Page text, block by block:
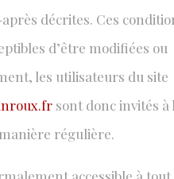
décrites. Ces
d’être modifiées ou
les utilisateurs du site
sont donc invités à
régulière.